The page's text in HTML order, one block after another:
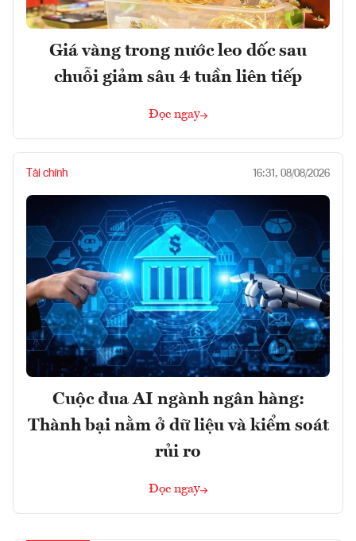
Giá vàng trong nước leo dốc sau
chuỗi giảm sâu 4 tuần liên tiếp
Đọc ngay
Tài chính 16:31, 08/08/2026
Cuộc đua AI ngành ngân hàng:
Thành bại nằm ở dữ liệu và kiểm soát
rủi ro
Đọc ngay